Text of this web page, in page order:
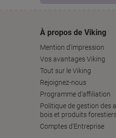
À propos de Viking
Mention d'impression
Vos avantages Viking
Tout sur le Viking
Rejoignez-nous
Programme d'affiliation
Politique de gestion des
bois et produits
Comptes d'Entreprise